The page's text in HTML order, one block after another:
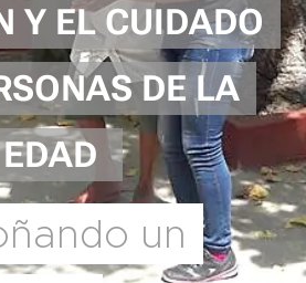
Y EL CUIDADO
DE LA
un